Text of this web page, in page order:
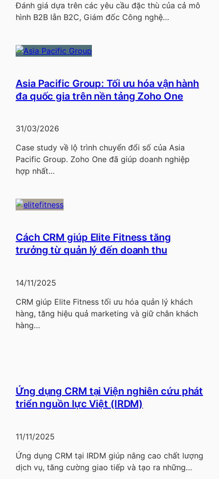
Đánh giá dựa trên các yêu cầu đặc thù của cả mô
hình B2B lẫn B2C, Giám đốc Công nghệ…
Asia Pacific Group: Tối ưu hóa vận hành
đa quốc gia trên nền tảng Zoho One
31/03/2026
Case study về lộ trình chuyển đổi số của Asia
Pacific Group. Zoho One đã giúp doanh nghiệp
hợp nhất…
Cách CRM giúp Elite Fitness tăng
trưởng từ quản lý đến doanh thu
14/11/2025
CRM giúp Elite Fitness tối ưu hóa quản lý khách
hàng, tăng hiệu quả marketing và giữ chân khách
hàng…
Ứng dụng CRM tại Viện nghiên cứu phát
triển nguồn lực Việt (IRDM)
11/11/2025
Ứng dụng CRM tại IRDM giúp nâng cao chất lượng
dịch vụ, tăng cường giao tiếp và tạo ra những…